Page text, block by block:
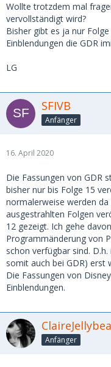
Wollte trotzdem mal
vervollständigt wird?
Bisher gibt es ja nur
Einblendungen die GDR
LG
SFIVB
Anfänger
16. April 2020
Die Fassungen von GDR
bisher nur bis Folge 15
normalerweise werden
ausgestrahlten Folgen
12 gezeigt. Ich gehe
Programmänderung von
schon verfügbar sind.
somit auch bei GDR) erst
Die Fassungen von
Einblendungen.
Anfänger